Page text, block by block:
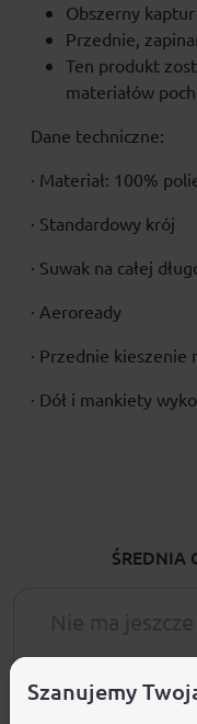
Obszerny
Przednie,
Ten produkt
materiałów
Dane techniczne:
· Materiał: 100%
· Standardowy krój
· Suwak na całej
· Aeroready
· Przednie kieszenie
· Dół i mankiety
ŚREDNIA
Szanujemy